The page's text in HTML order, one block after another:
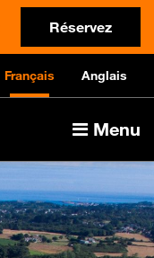
Réservez
Français Anglais
Menu